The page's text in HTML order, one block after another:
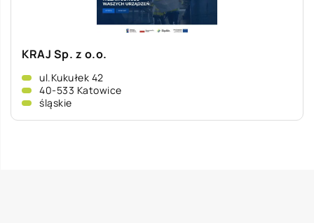
KRAJ Sp. z o.o.
ul.Kukułek 42
40-533 Katowice
śląskie